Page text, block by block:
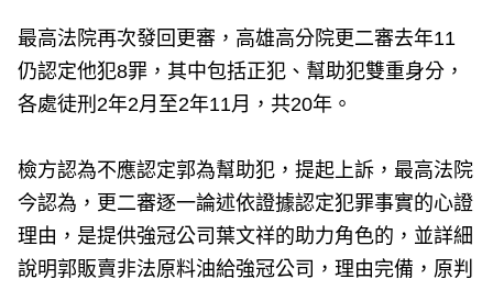
最高法院再次發回更審，高雄高分院更二審去年11
仍認定他犯8罪，其中包括正犯、幫助犯雙重身分，
各處徒刑2年2月至2年11月，共20年。
檢方認為不應認定郭為幫助犯，提起上訴，最高法院
今認為，更二審逐一論述依證據認定犯罪事實的心證
理由，是提供強冠公司葉文祥的助力角色的，並詳細
說明郭販賣非法原料油給強冠公司，理由完備，原判